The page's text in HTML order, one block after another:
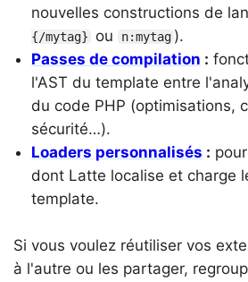
nouvelles constructions de
{/mytag}
ou n:mytag ).
Passes de compilation :
l'AST du template entre
du code PHP (optimisations,
sécurité…).
Loaders personnalisés :
dont Latte localise et charge
template.
Si vous voulez réutiliser vos
à l'autre ou les partager,